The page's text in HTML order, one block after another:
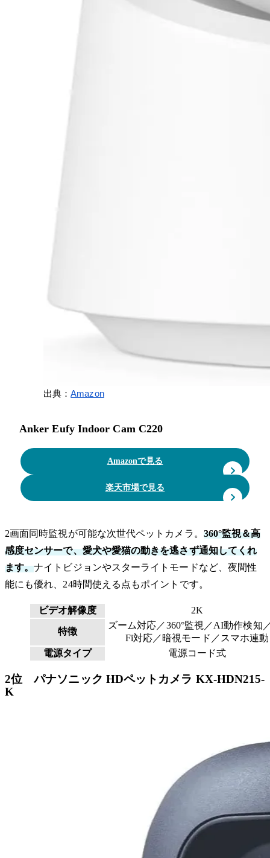
出典：Amazon
Anker Eufy Indoor Cam C220
Amazonで見る
楽天市場で見る
2画面同時監視が可能な次世代ペットカメラ。 360°監視＆高
感度センサーで、愛犬や愛猫の動きを逃さず通知してくれ
ます。ナイトビジョンやスターライトモードなど、夜間性
能にも優れ、24時間使える点もポイントです。
ビデオ解像度 2K
特徴
ズーム対応／360°監視／AI動作検知
Fi対応／暗視モード／スマホ連動
電源タイプ
電源コード式
2位 パナソニック HDペットカメラ KX-HDN215-
K